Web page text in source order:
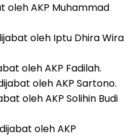
oleh AKP Muhammad
oleh Iptu Dhira Wira
oleh AKP Fadilah.
oleh AKP Sartono.
oleh AKP Solihin Budi
oleh AKP